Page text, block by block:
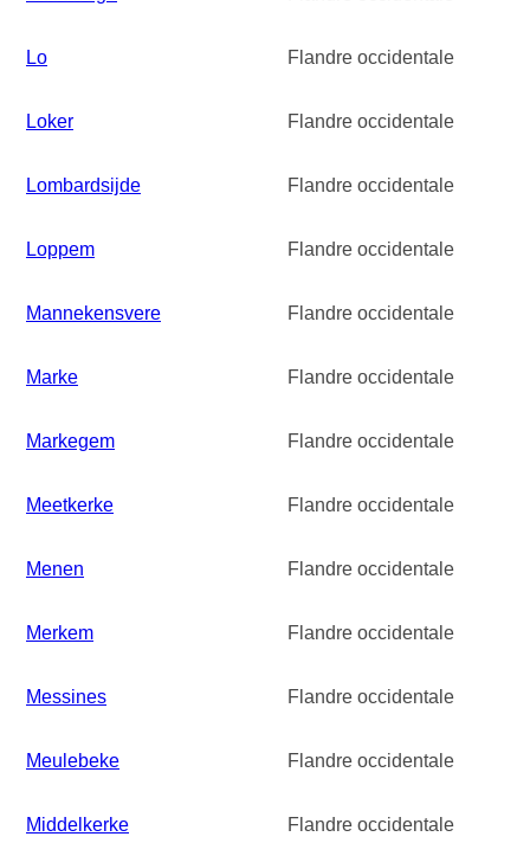
Lo Flandre occidentale
Loker Flandre occidentale
Lombardsijde Flandre occidentale
Loppem Flandre occidentale
Mannekensvere Flandre occidentale
Marke Flandre occidentale
Markegem Flandre occidentale
Meetkerke Flandre occidentale
Menen Flandre occidentale
Merkem Flandre occidentale
Messines Flandre occidentale
Meulebeke Flandre occidentale
Middelkerke Flandre occidentale